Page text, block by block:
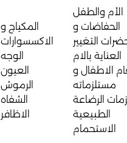
الأم والطفل
الحفاضات و
التغيير
العناية بالام
الاطفال و
مستلزماته
الرضاعة
الطبيعية
الاستحمام
المكياج و
الاكسسوارات
الوجه
العيون
الرموش
الشفاه
الاظافر